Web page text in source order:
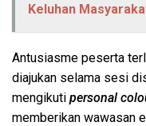
Keluhan
Antusiasme peserta
diajukan selama sesi
mengikuti personal
memberikan wawasan